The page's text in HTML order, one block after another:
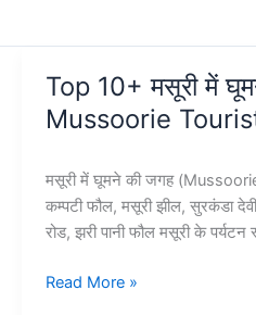
Top 10+ मसूरी में
Mussoorie
मसूरी में घूमने की जगह
कम्पटी फौल, मसूरी झील, सुरकंडा
रोड, झरी पानी फौल मसूरी के पर्यटन
Top
Read More »